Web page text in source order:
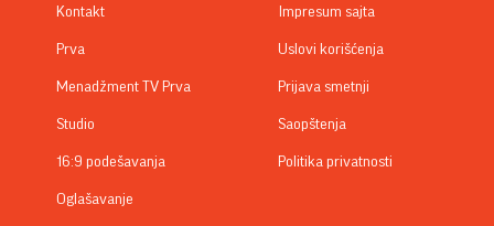
Kontakt
Prva
Menadžment TV Prva
Studio
16:9 podešavanja
Oglašavanje
Impresum sajta
Uslovi korišćenja
Prijava smetnji
Saopštenja
Politika privatnosti